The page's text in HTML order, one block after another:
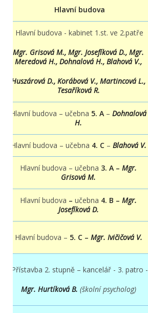
Hlavní budova
Hlavní budova - kabinet 1.st. ve 2.patře
Mgr. Grisová M., Mgr. Josefíková D., Mgr.
Meredová H., Dohnalová H., Blahová V.,
Huszárová D., Korábová V., Martincová L.,
Tesaříková R.
Hlavní budova – učebna 5. A – Dohnalová
H.
Hlavní budova – učebna 4. C– Blahová V.
Hlavní budova – učebna 3. A – Mgr.
Grisová M.
Hlavní budova – učebna 4. B – Mgr.
Josefíková D.
Hlavní budova – 5. C – Mgr. Ivičičová V.
Přístavba 2. stupně – kancelář - 3. patro -
Mgr. Hurtíková B. (školní psycholog)